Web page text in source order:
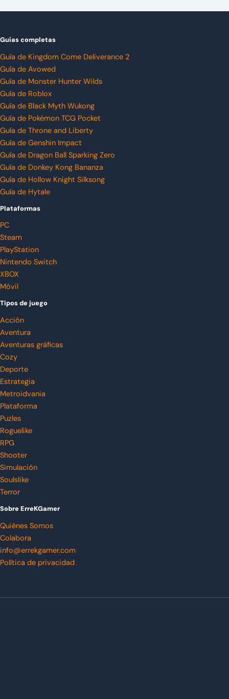
Guías completas
Guía de Kingdom Come Deliverance 2
Guía de Avowed
Guía de Monster Hunter Wilds
Guía de Roblox
Guía de Black Myth Wukong
Guía de Pokémon TCG Pocket
Guía de Throne and Liberty
Guía de Genshin Impact
Guía de Dragon Ball Sparking Zero
Guía de Donkey Kong Bananza
Guía de Hollow Knight Silksong
Guía de Hytale
Plataformas
PC
Steam
PlayStation
Nintendo Switch
XBOX
Móvil
Tipos de juego
Acción
Aventura
Aventuras gráficas
Cozy
Deporte
Estrategia
Metroidvania
Plataforma
Puzles
Roguelike
RPG
Shooter
Simulación
Soulslike
Terror
Sobre ErreKGamer
Quiénes Somos
Colabora
info@errekgamer.com
Política de privacidad